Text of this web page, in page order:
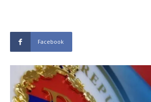
Facebook